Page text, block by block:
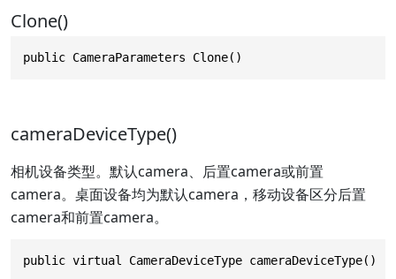
Clone()
public CameraParameters Clone()
cameraDeviceType()
相机设备类型。默认camera、后置camera或前置
camera。桌面设备均为默认camera，移动设备区分后置
camera和前置camera。
public virtual CameraDeviceType cameraDeviceType()